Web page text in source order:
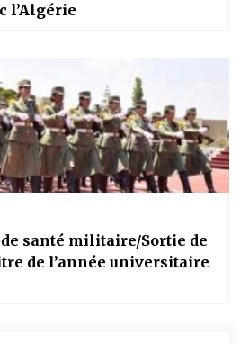
l’Algérie
santé militaire/Sortie de
de l’année universitaire